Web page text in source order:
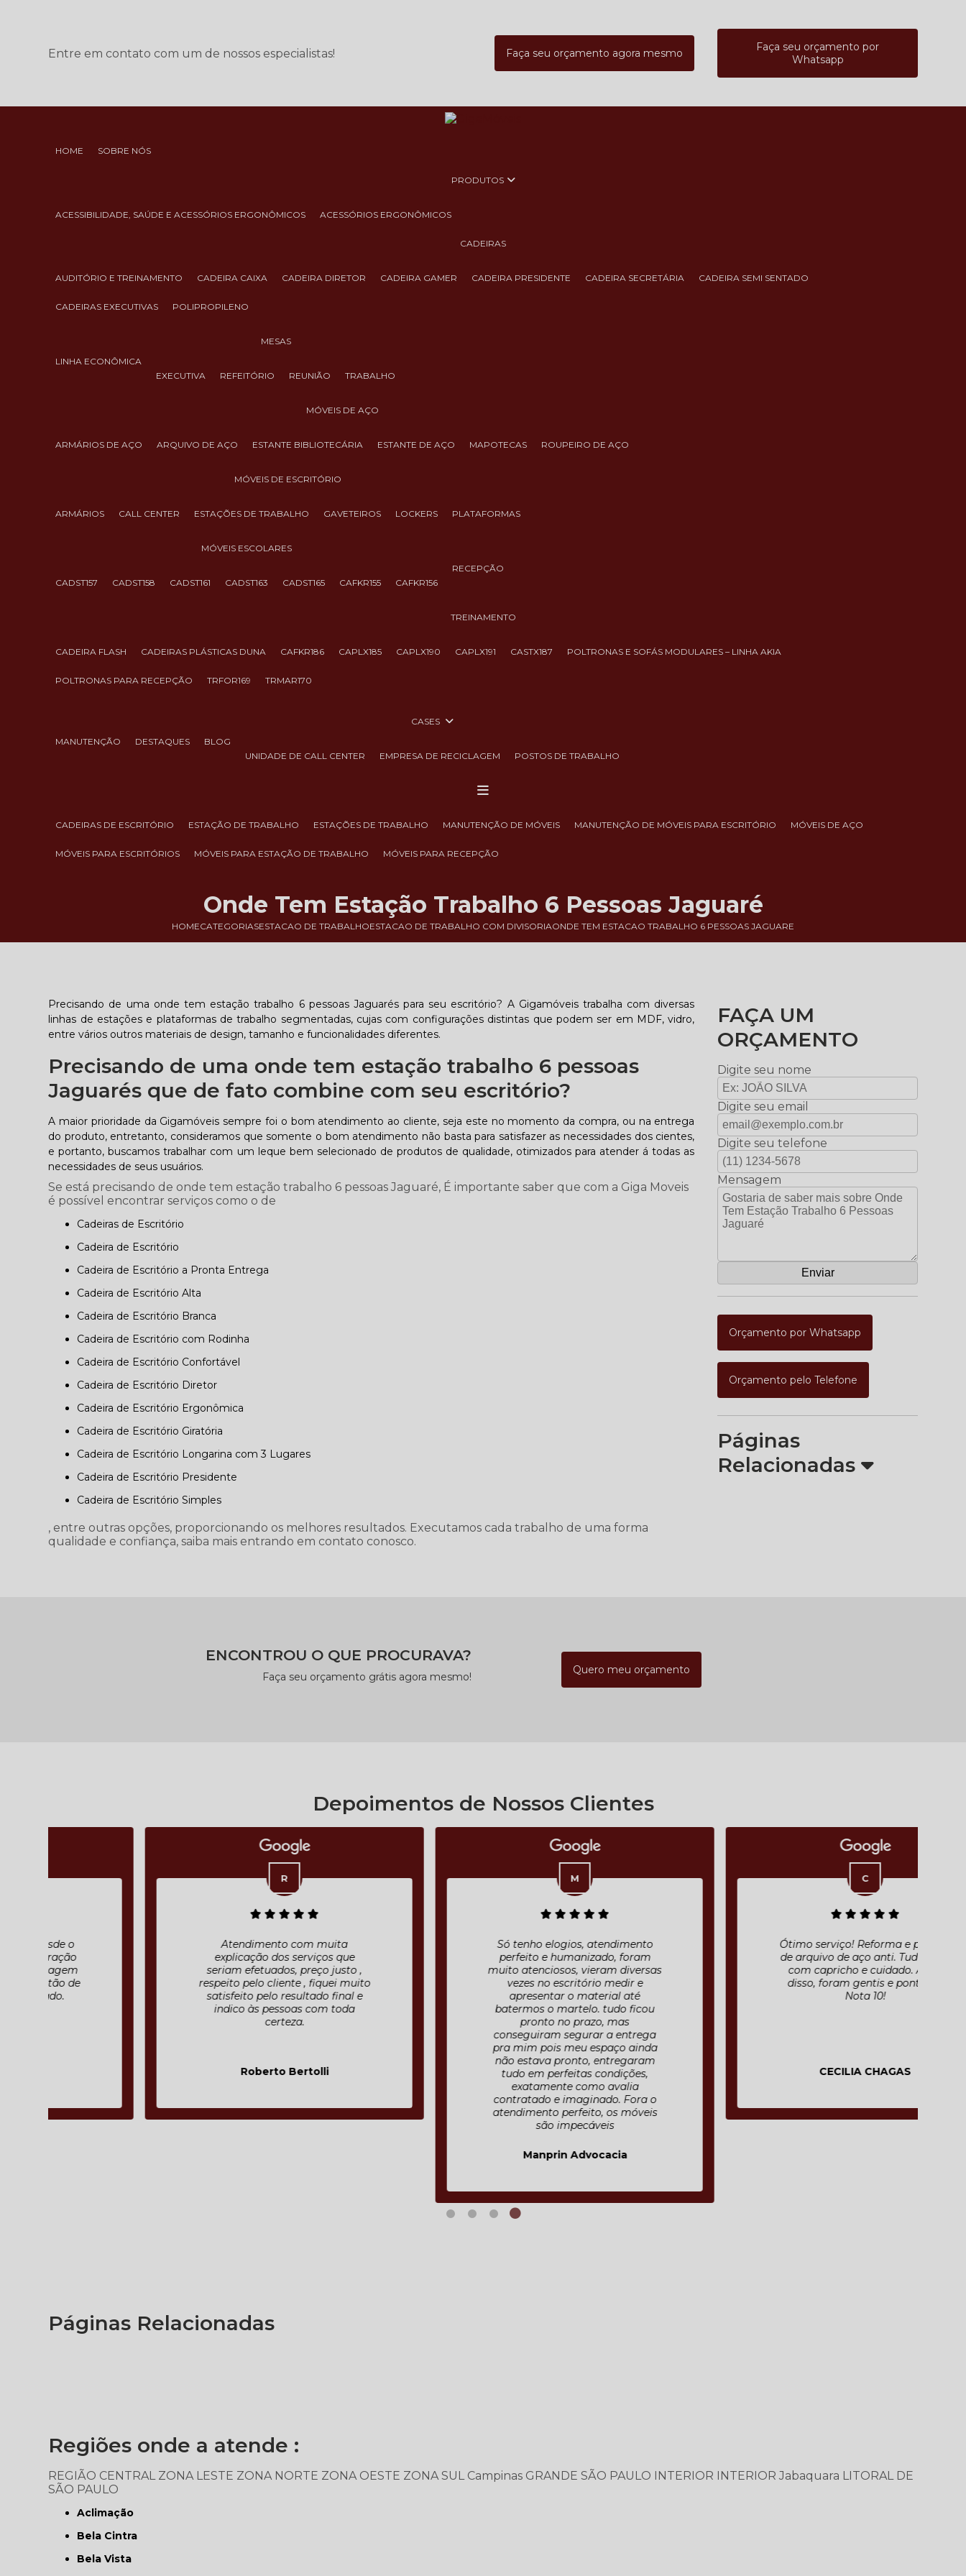
Entre em contato com um de nossos especialistas! Faça seu orçamento agora mesmo
Faça seu orçamento por
Whatsapp
HOME SOBRE NÓS
PRODUTOS
ACESSIBILIDADE, SAÚDE E ACESSÓRIOS ERGONÔMICOS ACESSÓRIOS ERGONÔMICOS
CADEIRAS
AUDITÓRIO E TREINAMENTO CADEIRA CAIXA CADEIRA DIRETOR CADEIRA GAMER CADEIRA PRESIDENTE CADEIRA SECRETÁRIA CADEIRA SEMI SENTADO
CADEIRAS EXECUTIVAS POLIPROPILENO
LINHA ECONÔMICA
MESAS
EXECUTIVA REFEITÓRIO REUNIÃO TRABALHO
MÓVEIS DE AÇO
ARMÁRIOS DE AÇO ARQUIVO DE AÇO ESTANTE BIBLIOTECÁRIA ESTANTE DE AÇO MAPOTECAS ROUPEIRO DE AÇO
MÓVEIS DE ESCRITÓRIO
ARMÁRIOS CALL CENTER ESTAÇÕES DE TRABALHO GAVETEIROS LOCKERS PLATAFORMAS
MÓVEIS ESCOLARES
CADST157 CADST158 CADST161 CADST163 CADST165 CAFKR155 CAFKR156
RECEPÇÃO
TREINAMENTO
CADEIRA FLASH CADEIRAS PLÁSTICAS DUNA CAFKR186 CAPLX185 CAPLX190 CAPLX191 CASTX187 POLTRONAS E SOFÁS MODULARES – LINHA AKIA
POLTRONAS PARA RECEPÇÃO TRFOR169 TRMAR170
MANUTENÇÃO DESTAQUES BLOG
CASES
UNIDADE DE CALL CENTER EMPRESA DE RECICLAGEM POSTOS DE TRABALHO
CADEIRAS DE ESCRITÓRIO ESTAÇÃO DE TRABALHO ESTAÇÕES DE TRABALHO MANUTENÇÃO DE MÓVEIS MANUTENÇÃO DE MÓVEIS PARA ESCRITÓRIO MÓVEIS DE AÇO
MÓVEIS PARA ESCRITÓRIOS MÓVEIS PARA ESTAÇÃO DE TRABALHO MÓVEIS PARA RECEPÇÃO
HOMECATEGORIASESTACAO DE TRABALHOESTACAO DE TRABALHO COM DIVISORIAONDE TEM ESTACAO TRABALHO 6 PESSOAS JAGUARE
Onde Tem Estação Trabalho 6 Pessoas Jaguaré
Precisando de uma onde tem estação trabalho 6 pessoas Jaguarés para seu escritório? A Gigamóveis trabalha com diversas
linhas de estações e plataformas de trabalho segmentadas, cujas com configurações distintas que podem ser em MDF, vidro,
entre vários outros materiais de design, tamanho e funcionalidades diferentes.
Precisando de uma onde tem estação trabalho 6 pessoas
Jaguarés que de fato combine com seu escritório?
A maior prioridade da Gigamóveis sempre foi o bom atendimento ao cliente, seja este no momento da compra, ou na entrega
do produto, entretanto, consideramos que somente o bom atendimento não basta para satisfazer as necessidades dos cientes,
e portanto, buscamos trabalhar com um leque bem selecionado de produtos de qualidade, otimizados para atender á todas as
necessidades de seus usuários.
Se está precisando de onde tem estação trabalho 6 pessoas Jaguaré, É importante saber que com a Giga Moveis
é possível encontrar serviços como o de
Cadeiras de Escritório
Cadeira de Escritório
Cadeira de Escritório a Pronta Entrega
Cadeira de Escritório Alta
Cadeira de Escritório Branca
Cadeira de Escritório com Rodinha
Cadeira de Escritório Confortável
Cadeira de Escritório Diretor
Cadeira de Escritório Ergonômica
Cadeira de Escritório Giratória
Cadeira de Escritório Longarina com 3 Lugares
Cadeira de Escritório Presidente
Cadeira de Escritório Simples
, entre outras opções, proporcionando os melhores resultados. Executamos cada trabalho de uma forma
qualidade e confiança, saiba mais entrando em contato conosco.
FAÇA UM
ORÇAMENTO
Digite seu nome
Digite seu email
Digite seu telefone
Mensagem
Orçamento por Whatsapp
Orçamento pelo Telefone
Páginas
Relacionadas
ENCONTROU O QUE PROCURAVA?
Faça seu orçamento grátis agora mesmo!
Quero meu orçamento
Depoimentos de Nossos Clientes
Atendimento com muita
explicação dos serviços que
seriam efetuados, preço justo ,
respeito pelo cliente , fiquei muito
satisfeito pelo resultado final e
indico às pessoas com toda
Só tenho elogios, atendimento
perfeito e humanizado, foram
muito atenciosos, vieram diversas
vezes no escritório medir e
apresentar o material até
batermos o martelo. tudo ficou
pronto no prazo, mas
conseguiram segurar a entrega
pra mim pois meu espaço ainda
não estava pronto, entregaram
tudo em perfeitas condições,
exatamente como avalia
contratado e imaginado. Fora o
atendimento perfeito, os móveis
Manprin Advocacia
Ótimo serviço! Reforma e pintura
de arquivo de aço anti. Tudo feito
com capricho e cuidado. Além
disso, foram gentis e pontuais.
Páginas Relacionadas
Regiões onde a atende :
REGIÃO CENTRAL ZONA LESTE ZONA NORTE ZONA OESTE ZONA SUL Campinas GRANDE SÃO PAULO INTERIOR INTERIOR Jabaquara LITORAL DE
SÃO PAULO
Aclimação
Bela Cintra
Bela Vista